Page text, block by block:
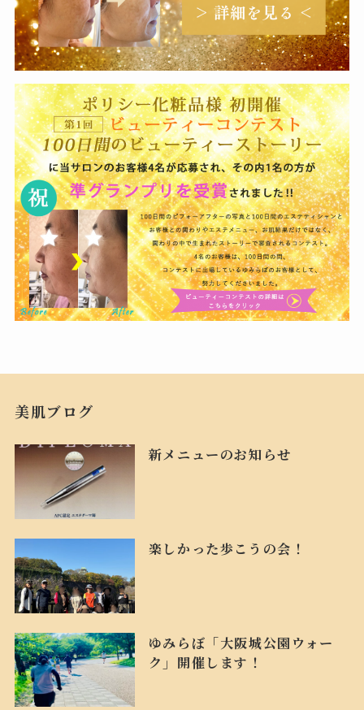
美肌ブログ
新メニューのお知らせ
楽しかった歩こうの会！
ゆみらぼ「大阪城公園ウォー
ク」開催します！